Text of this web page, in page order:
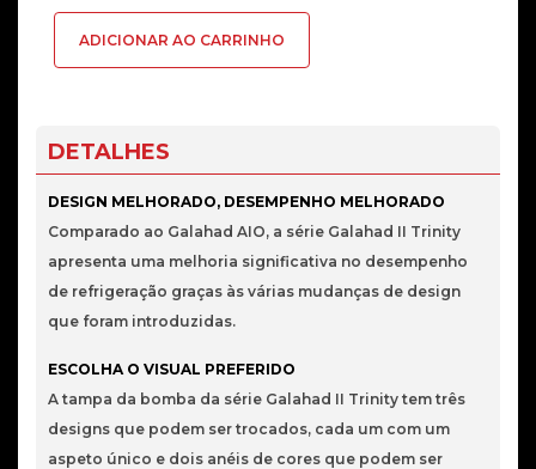
Cooler
II
Trinity
Pro
Preto
-
360mm
ADICIONAR AO CARRINHO
DETALHES
DESIGN MELHORADO, DESEMPENHO MELHORADO
Comparado ao Galahad AIO, a série Galahad II Trinity
apresenta uma melhoria significativa no desempenho
de refrigeração graças às várias mudanças de design
que foram introduzidas.
ESCOLHA O VISUAL PREFERIDO
A tampa da bomba da série Galahad II Trinity tem três
designs que podem ser trocados, cada um com um
aspeto único e dois anéis de cores que podem ser